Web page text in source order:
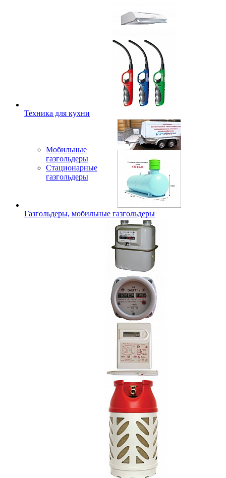
Техника для кухни
Мобильные
газгольдеры
Стационарные
газгольдеры
Газгольдеры, мобильные газгольдеры